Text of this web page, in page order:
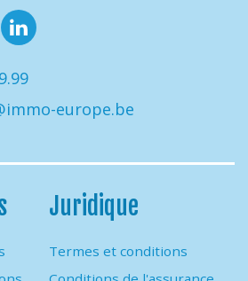
europe.be
Juridique
Termes et conditions